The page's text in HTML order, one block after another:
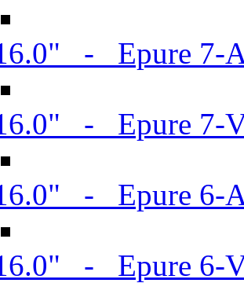
- Epure 7-
- Epure 7-
- Epure 6-
- Epure 6-